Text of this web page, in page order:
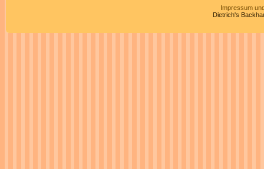
Impressum
Dietrich's